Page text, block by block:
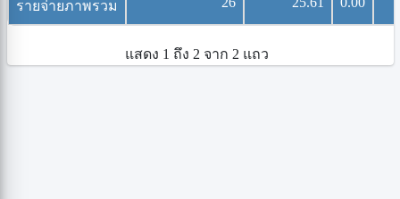
รายจ่ายภาพรวม
แสดง 1 ถึง 2 จาก 2 แถว